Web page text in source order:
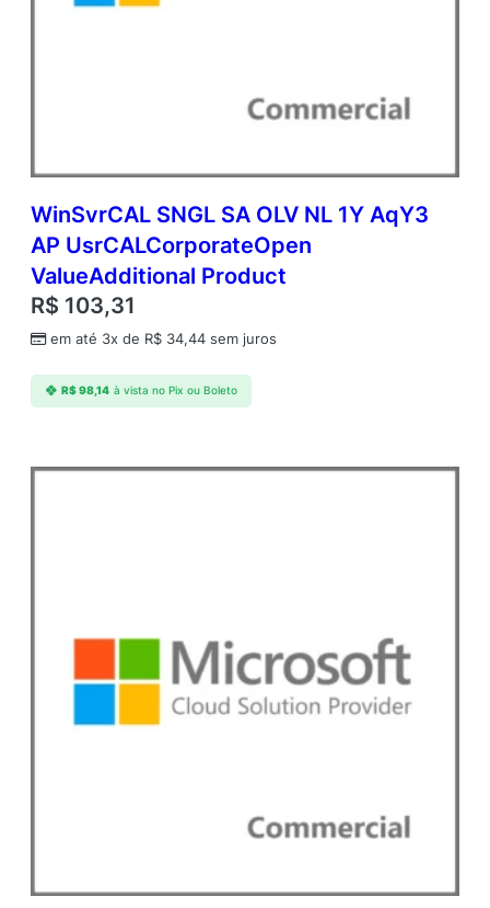
WinSvrCAL SNGL SA OLV NL 1Y AqY3
AP UsrCALCorporateOpen
ValueAdditional Product
R$ 103,31
em até 3x de R$ 34,44 sem juros
R$98,14 à vista no Pix ou Boleto